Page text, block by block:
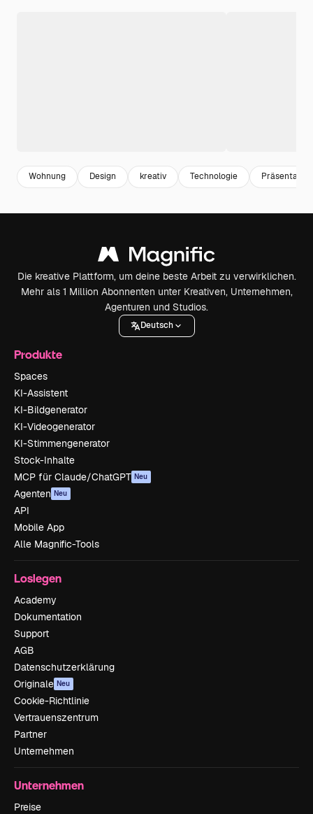
Wohnung Design kreativ Technologie Präsentation
Die kreative Plattform, um deine beste Arbeit zu verwirklichen.
Mehr als 1 Million Abonnenten unter Kreativen, Unternehmen,
Agenturen und Studios.
Deutsch
Produkte
Spaces
KI-Assistent
KI-Bildgenerator
KI-Videogenerator
KI-Stimmengenerator
Stock-Inhalte
MCP für Claude/ChatGPT Neu
Agenten Neu
API
Mobile App
Alle Magnific-Tools
Loslegen
Academy
Dokumentation
Support
AGB
Datenschutzerklärung
Originale Neu
Cookie-Richtlinie
Vertrauenszentrum
Partner
Unternehmen
Unternehmen
Preise